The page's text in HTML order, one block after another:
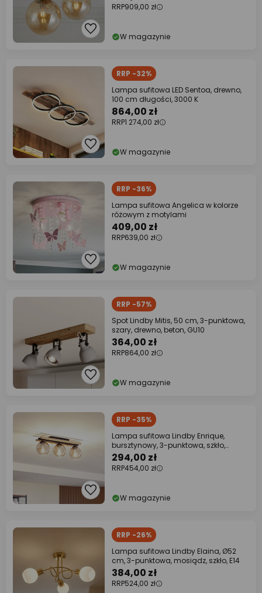
RRP909,00 zł
W magazynie
RRP -32%
Lampa sufitowa LED Sentoa, drewno,
100 cm długości, 3000 K
864,00 zł
RRP1 274,00 zł
W magazynie
RRP -36%
Lampa sufitowa Angelica w kolorze
różowym z motylami
409,00 zł
RRP639,00 zł
W magazynie
RRP -57%
Spot Lindby Mitis, 50 cm, 3-punktowa,
szary, drewno, beton, GU10
364,00 zł
RRP864,00 zł
W magazynie
RRP -35%
Lampa sufitowa Lindby Enrique,
bursztynowy, 3-punktowa, szkło,
drewno, E27
294,00 zł
RRP454,00 zł
W magazynie
RRP -26%
Lampa sufitowa Lindby Elaina, Ø52
cm, 3-punktowa, mosiądz, szkło, E14
384,00 zł
RRP524,00 zł